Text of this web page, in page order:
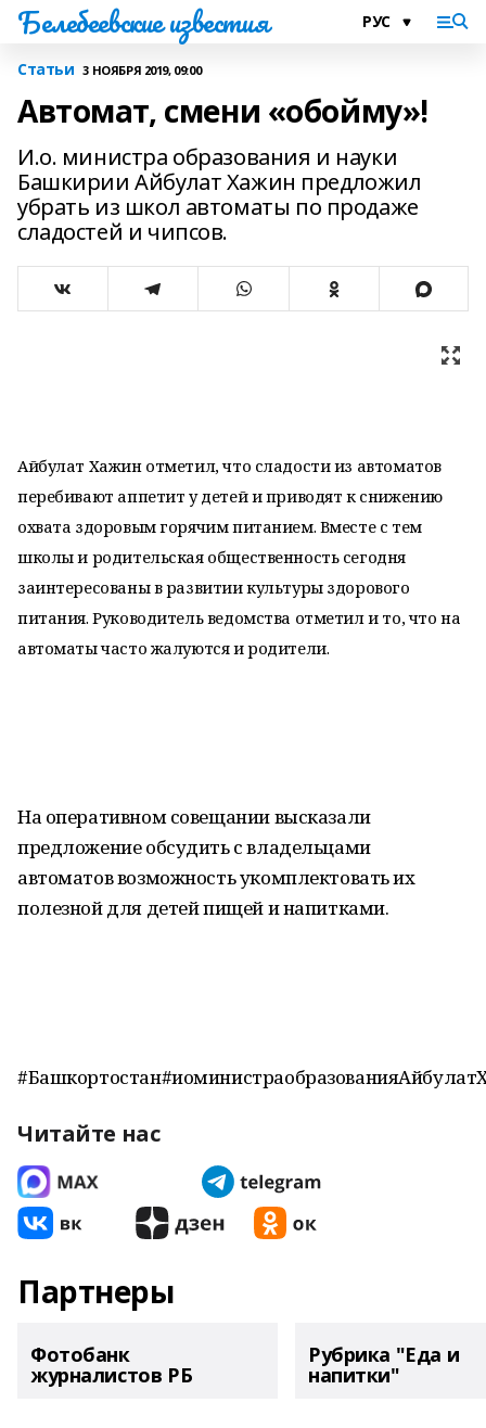
Белебеевские известия
Статьи 3 НОЯБРЯ 2019, 09:00
Автомат, смени «обойму»!
И.о. министра образования и науки
Башкирии Айбулат Хажин предложил
убрать из школ автоматы по продаже
сладостей и чипсов.
Айбулат Хажин отметил, что сладости из автоматов
перебивают аппетит у детей и приводят к снижению
охвата здоровым горячим питанием. Вместе с тем
школы и родительская общественность сегодня
заинтересованы в развитии культуры здорового
питания. Руководитель ведомства отметил и то, что на
автоматы часто жалуются и родители.
На оперативном совещании высказали
предложение обсудить с владельцами
автоматов возможность укомплектовать их
полезной для детей пищей и напитками.
Читайте нас
Партнеры
Фотобанк
журналистов РБ
Рубрика "Еда и
напитки"